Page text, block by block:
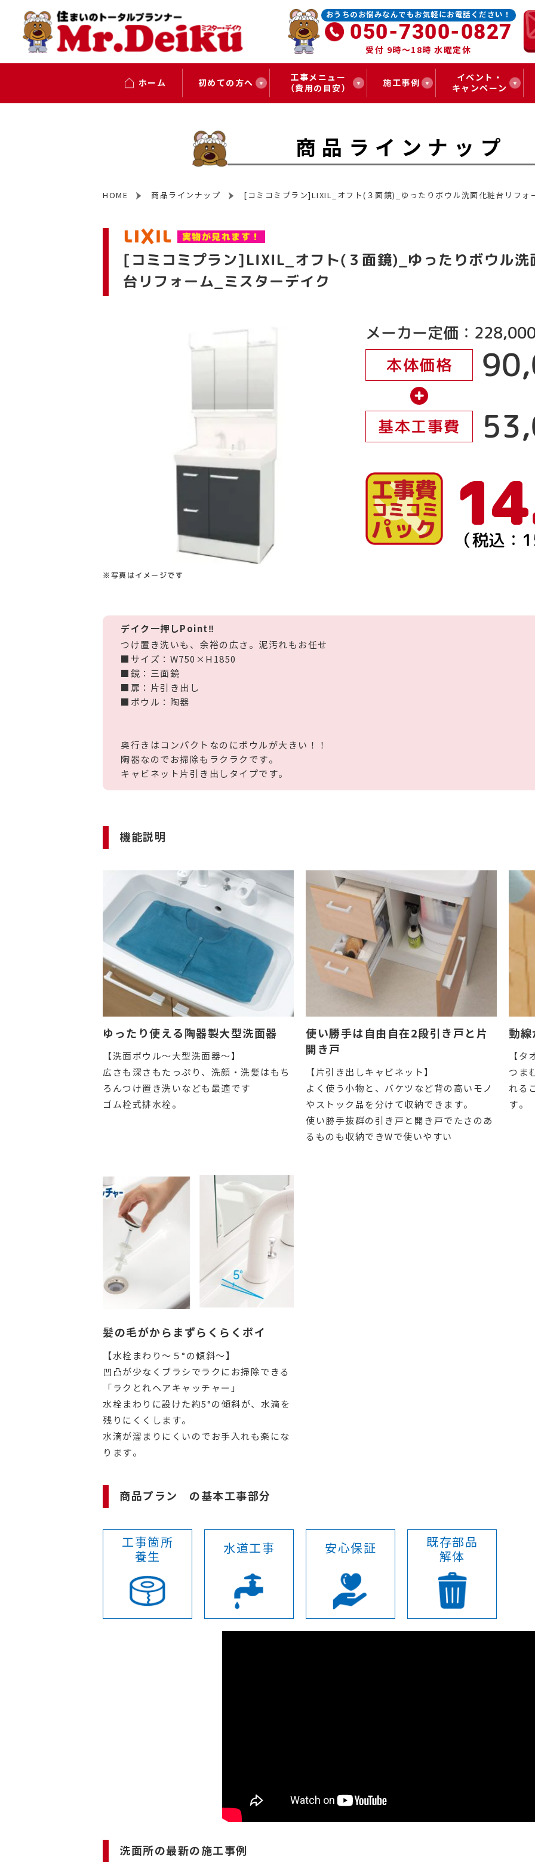
おうちのお悩みなんでもお気軽にお電話ください！
050-7300-0827
受付 9時～18時 水曜定休
ホーム 初めての方へ
工事メニュー
（費用の目安）
施工事例
イベント・
キャンペーン
商品ラインナップ
HOME 商品ラインナップ [コミコミプラン]LIXIL_オフト(３面鏡)_ゆったりボウル洗面化粧台リフォ
実物が見れます！
[コミコミプラン]LIXIL_オフト(３面鏡)_ゆったりボウル洗
台リフォーム_ミスターデイク
※写真はイメージです
メーカー定価：
本体価格
+
基本工事費
（税込：
デイク一押しPoint‼
つけ置き洗いも、余裕の広さ。泥汚れもお任せ
■サイズ：W750×H1850
■鏡：三面鏡
■扉：片引き出し
■ボウル：陶器
奥行きはコンパクトなのにボウルが大きい！！
陶器なのでお掃除もラクラクです。
キャビネット片引き出しタイプです。
機能説明
ゆったり使える陶器製大型洗面器
【洗面ボウル～大型洗面器～】
広さも深さもたっぷり、洗顔・洗髪はもち
ろんつけ置き洗いなども最適です
ゴム栓式排水栓。
使い勝手は自由自在2段引き戸と片
開き戸
【片引き出しキャビネット】
よく使う小物と、バケツなど背の高いモノ
やストック品を分けて収納できます。
使い勝手抜群の引き戸と開き戸でたさのあ
るものも収納できWで使いやすい
動線
【タ
つま
れる
す。
髪の毛がからまずらくらくポイ
【水栓まわり～５°の傾斜～】
凹凸が少なくブラシでラクにお掃除できる
「ラクとれヘアキャッチャー」
水栓まわりに設けた約5°の傾斜が、水滴を
残りにくくします。
水滴が溜まりにくいのでお手入れも楽にな
ります。
商品プラン の基本工事部分
工事箇所
養生
水道工事 安心保証
既存部品
解体
洗面所の最新の施工事例